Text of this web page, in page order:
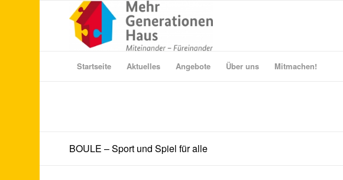
Startseite Aktuelles Angebote Über uns Mitmachen!
BOULE – Sport und Spiel für alle